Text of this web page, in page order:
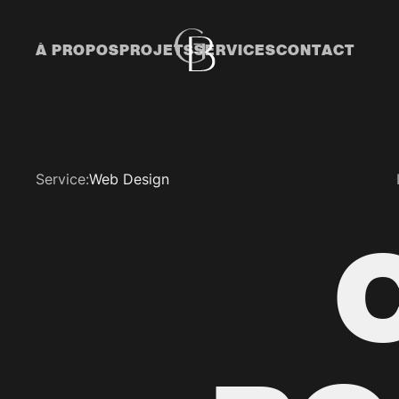
À PROPOSPROJETS
PROJETS
SERVICES
SERVICES
CONTACT
Service:Web Design